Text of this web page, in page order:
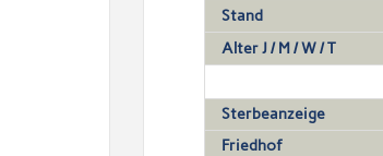
Stand
Alter J / M / W / T
Sterbeanzeige
Friedhof